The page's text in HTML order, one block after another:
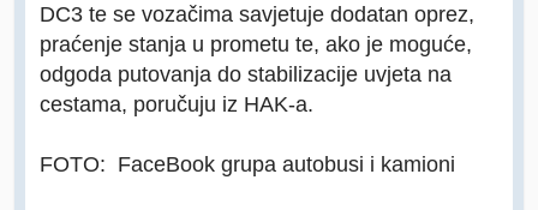
DC3 te se vozačima savjetuje dodatan oprez,
praćenje stanja u prometu te, ako je moguće,
odgoda putovanja do stabilizacije uvjeta na
cestama, poručuju iz HAK-a.
FOTO: FaceBook grupa autobusi i kamioni